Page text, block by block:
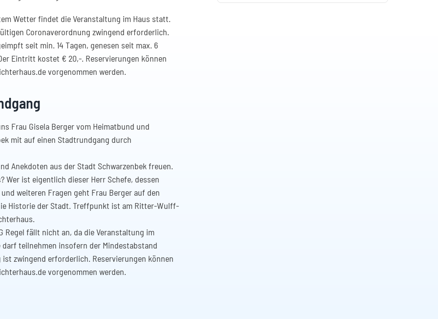
Wetter findet die Veranstaltung im Haus statt.
Coronaverordnung zwingend erforderlich.
seit min. 14 Tagen, genesen seit max. 6
Eintritt kostet € 20,-. Reservierungen können
vorgenommen werden.
Frau Gisela Berger vom Heimatbund und
mit auf einen Stadtrundgang durch
Anekdoten aus der Stadt Schwarzenbek freuen.
Wer ist eigentlich dieser Herr Schefe, dessen
weiteren Fragen geht Frau Berger auf den
Historie der Stadt. Treffpunkt ist am Ritter-Wulff-
Regel fällt nicht an, da die Veranstaltung im
teilnehmen insofern der Mindestabstand
zwingend erforderlich. Reservierungen können
vorgenommen werden.